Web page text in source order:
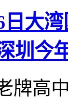
日大
圳今
牌高